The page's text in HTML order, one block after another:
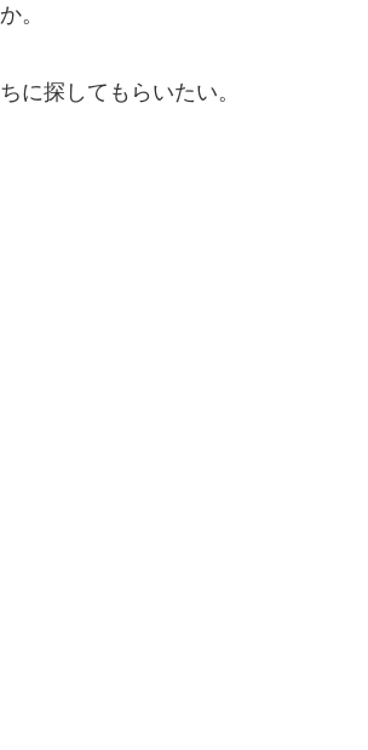
。
に探してもらいたい。